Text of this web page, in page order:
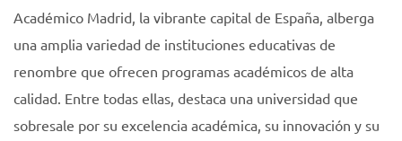
Académico Madrid, la vibrante capital de España, alberga
una amplia variedad de instituciones educativas de
renombre que ofrecen programas académicos de alta
calidad. Entre todas ellas, destaca una universidad que
sobresale por su excelencia académica, su innovación y su